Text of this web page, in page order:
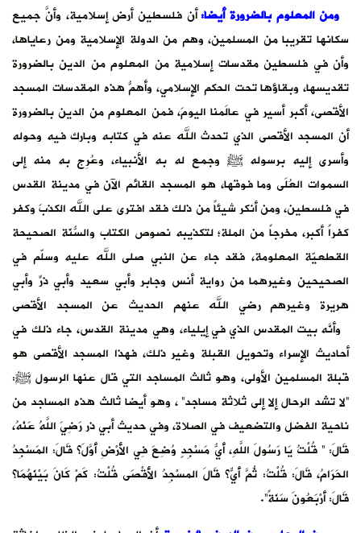
ومن المعلوم بالضرورة أيضا:أن فلسطين أرض إسلامية، وأنَّ جميع
سكانها تقريبا من المسلمين، وهم من الدولة الإسلامية ومن رعاياها،
وأن في فلسطين مقدسات إسلامية من المعلوم من الدين بالضرورة
تقديسها، وبقاؤها تحت الحكم الإسلامي، وأهمُّ هذه المقدسات المسجد
الأقصى، أكبر أسير في عالَمنا اليومَ، فمن المعلوم من الدين بالضرورة
أن المسجد الأقصى الذي تحدث الله عنه في كتابه وبارك فيه وحوله
وأسرى إليه برسوله ﷺ وجمع له به الأنبياء، وعُرِج به منه إلى
السموات العُلَى وما فوقها، هو المسجد القائم الآن في مدينة القدس
في فلسطين، ومن أنكر شيئاً من ذلك فقد افترى على الله الكذبَ وكفر
كفراً أكبر، مخرجاً من الملة؛ لتكذيبه نصوص الكتاب والسُّنّة الصحيحة
القطعيّة المعلومة، فقد جاء عن النبي صلى الله عليه وسلّم في
الصحيحين وغيرهما من رواية أنس وجابر وأبي سعيد وأبي ذرٍّ وأبي
هريرة وغيرهم رضي الله عنهم الحديث عن المسجد الأقصى
وأنّه بيت المقدس الذي في إيلياءَ، وهي مدينة القدس، جاء ذلك في
أحاديث الإسراء وتحويل القبلة وغير ذلك، فهذا المسجد الأقصى هو
قبلة المسلمين الأولى، وهو ثالث المساجد التي قال عنها الرسول ﷺ:
“لا تشد الرحال إلا إلى ثلاثة مساجد” ، وهو أيضا ثالث هذه المساجد من
ناحية الفضل والتضعيف في الصلاة، وفي حديث أبي ذر رَضِيَ اللَّهُ عَنْهُ،
قَالَ: ” قُلْتُ يَا رَسُولَ اللَّهِ، أَيُّ مَسْجِدٍ وُضِعَ فِي الأَرْضِ أَوَّلَ؟ قَالَ: المَسْجِدُ
الحَرَامُ، قَالَ: قُلْتُ: ثُمَّ أَيٌّ؟ قَالَ المسْجِدُ الأَقْصَى قُلْتُ: كَمْ كَانَ بَيْنَهُمَا؟
قَالَ: أَرْبَعُونَ سَنَةً”.